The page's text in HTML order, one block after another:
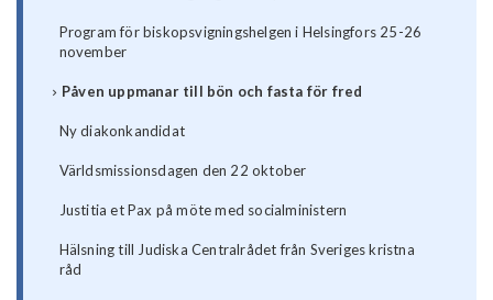
Program för biskopsvigningshelgen i Helsingfors 25-26
november
Påven uppmanar till bön och fasta för fred
Ny diakonkandidat
Världsmissionsdagen den 22 oktober
Justitia et Pax på möte med socialministern
Hälsning till Judiska Centralrådet från Sveriges kristna
råd